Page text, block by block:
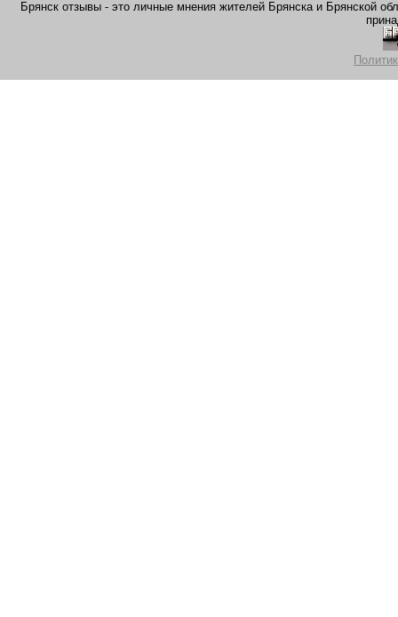
Брянск отзывы - это личные мнения жителей Брянска и Брянской